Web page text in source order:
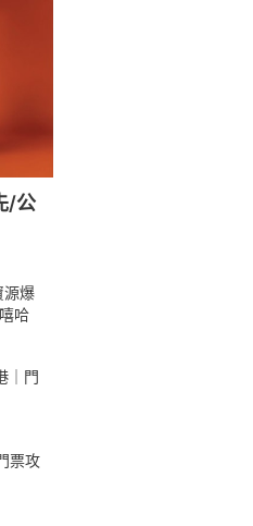
/公
源爆
哈
｜門
票攻